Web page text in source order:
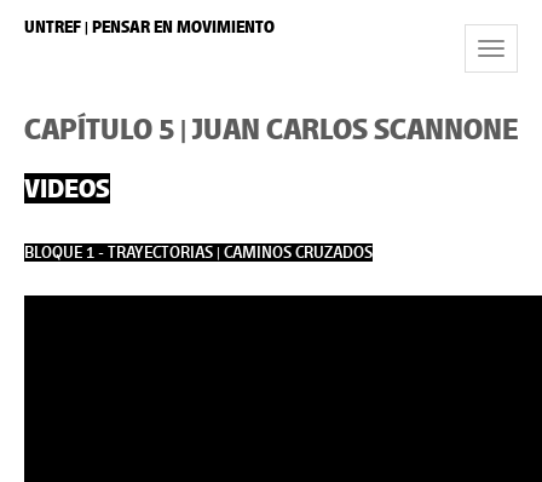
Toggle
UNTREF | PENSAR EN MOVIMIENTO
CAPÍTULO 5 | JUAN CARLOS SCANNONE
VIDEOS
BLOQUE 1 - TRAYECTORIAS | CAMINOS CRUZADOS